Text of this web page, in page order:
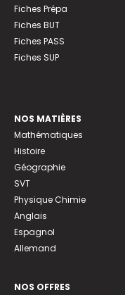
Fiches Prépa
Fiches BUT
Fiches PASS
Fiches SUP
NOS MATIÈRES
Mathématiques
Histoire
Géographie
SVT
Physique Chimie
Anglais
Espagnol
Allemand
NOS OFFRES